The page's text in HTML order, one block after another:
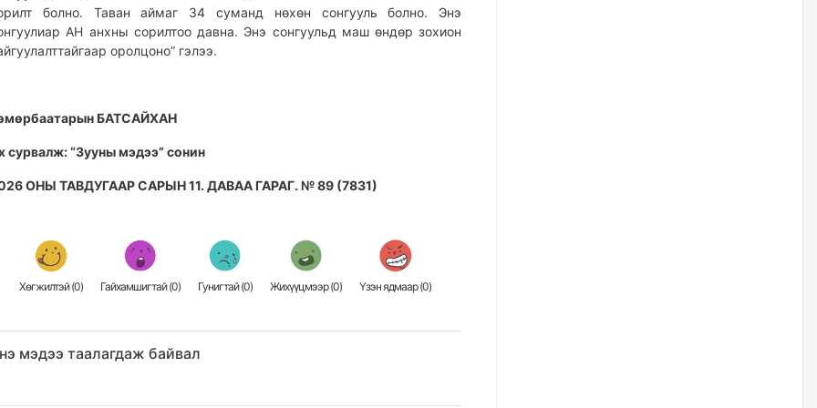
болно. Таван аймаг 34 суманд нөхөн сонгууль болно. Энэ
АН анхны сорилтоо давна. Энэ сонгуульд маш өндөр зохион
оролцоно” гэлээ.
БАТСАЙХАН
сурвалж: “Зууны мэдээ” сонин
ОНЫ ТАВДУГААР САРЫН 11. ДАВАА ГАРАГ. № 89 (7831)
Хөгжилтэй (0) Гайхамшигтай (0) Гунигтай (0) Жихүүцмээр (0) Үзэн ядмаар (0)
мэдээ таалагдаж байвал